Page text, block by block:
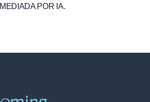
MEDIADA POR IA.